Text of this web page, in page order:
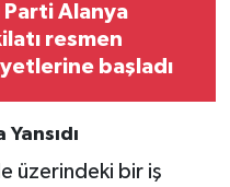
Parti Alanya
resmen
başladı
üzerindeki bir iş